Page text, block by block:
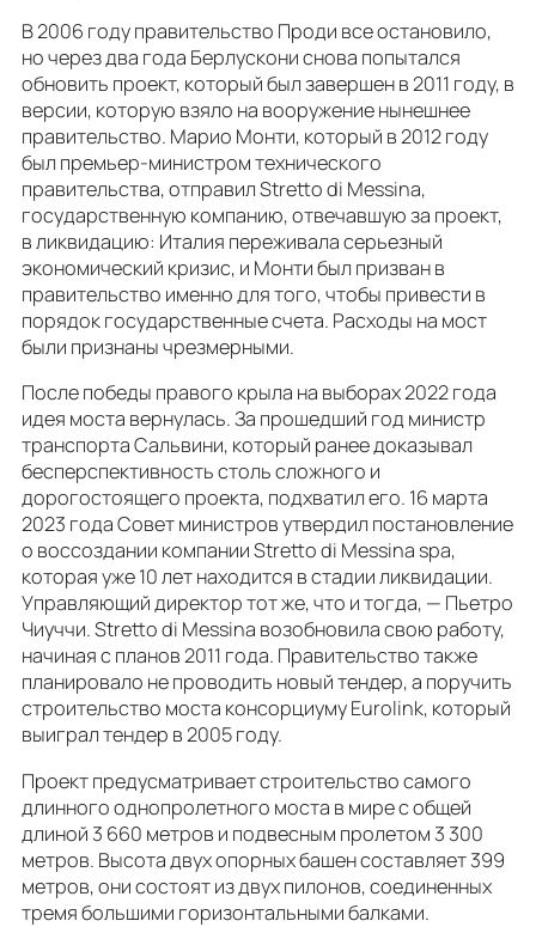
В 2006 году правительство Проди все остановило,
но через два года Берлускони снова попытался
обновить проект, который был завершен в 2011 году, в
версии, которую взяло на вооружение нынешнее
правительство. Марио Монти, который в 2012 году
был премьер-министром технического
правительства, отправил Stretto di Messina,
государственную компанию, отвечавшую за проект,
в ликвидацию: Италия переживала серьезный
экономический кризис, и Монти был призван в
правительство именно для того, чтобы привести в
порядок государственные счета. Расходы на мост
были признаны чрезмерными.
После победы правого крыла на выборах 2022 года
идея моста вернулась. За прошедший год министр
транспорта Сальвини, который ранее доказывал
бесперспективность столь сложного и
дорогостоящего проекта, подхватил его. 16 марта
2023 года Совет министров утвердил постановление
о воссоздании компании Stretto di Messina spa,
которая уже 10 лет находится в стадии ликвидации.
Управляющий директор тот же, что и тогда, — Пьетро
Чиуччи. Stretto di Messina возобновила свою работу,
начиная с планов 2011 года. Правительство также
планировало не проводить новый тендер, а поручить
строительство моста консорциуму Eurolink, который
выиграл тендер в 2005 году.
Проект предусматривает строительство самого
длинного однопролетного моста в мире с общей
длиной 3 660 метров и подвесным пролетом 3 300
метров. Высота двух опорных башен составляет 399
метров, они состоят из двух пилонов, соединенных
тремя большими горизонтальными балками.